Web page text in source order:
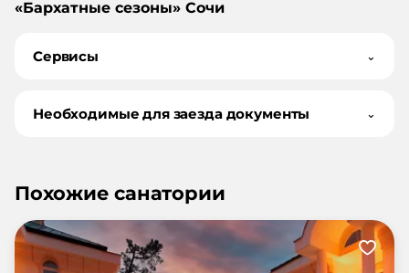
«Бархатные сезоны» Сочи
Сервисы ⌄
Необходимые для заезда документы ⌄
Похожие санатории